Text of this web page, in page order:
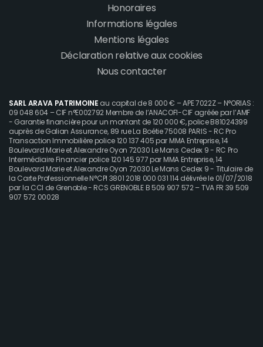
Footer
menu
Honoraires
Informations légales
Mentions légales
Déclaration relative aux cookies
Nous contacter
SARL ARAVA PATRIMOINE au capital de 8 000 € – APE 7022Z – N°ORIAS :
09 048 604 – CIF n°E002792 Membre de l’ANACOFI-CIF agréée par l’AMF
- Garantie financière pour un montant de 120 000 €, police B81024399
auprès de Galian Assurance, 89 rue La Boétie 75008 PARIS - RC Pro
Transaction Immobilière police 120 137 405 par MMA Entreprise, 14
Boulevard Marie et Alexandre Oyon 72030 Le Mans Cedex 9 - RC Pro
Intermédiaire Financier police 120 145 977 par MMA Entreprise, 14
Boulevard Marie et Alexandre Oyon 72030 Le Mans Cedex 9 - Titulaire de
la Carte Professionnelle N°CPI 3801 2018 000 031 114 délivrée le 01/07/2018
par la CCI de Grenoble - RCS GRENOBLE B 509 907 572 – TVA FR 39 509
907 572 00028